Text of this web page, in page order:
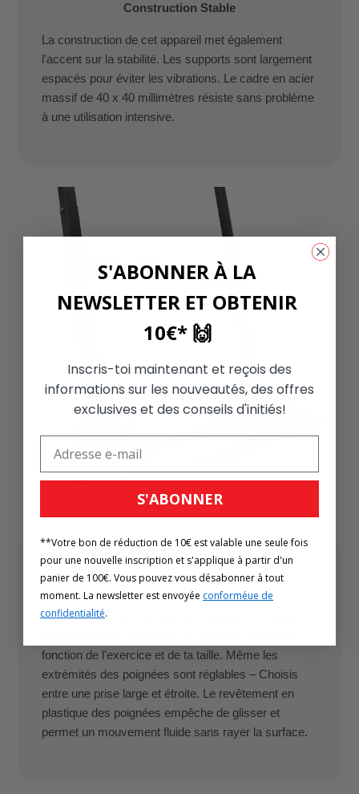
Construction Stable
La construction de cet appareil met également
l'accent sur la stabilité. Les supports sont largement
espacés pour éviter les vibrations. Le cadre en acier
massif de 40 x 40 millimètres résiste sans problème
à une utilisation intensive.
Hauteur Réglable
La conception de la barre de traction fixe est
extrêmement bien pensée. Un réglage en continu
fonction de l'exercice et de ta taille. Même les
extrémités des poignées sont réglables – Choisis
entre une prise large et étroite. Le revêtement en
plastique des poignées empêche de glisser et
permet un mouvement fluide sans rayer la surface.
S'ABONNER À LA
NEWSLETTER ET OBTENIR
10€* 🙌
Inscris-toi maintenant et reçois des
informations sur les nouveautés, des offres
exclusives et des conseils d'initiés!
S'ABONNER
**Votre bon de réduction de 10€ est valable une seule fois
pour une nouvelle inscription et s'applique à partir d'un
panier de 100€. Vous pouvez vous désabonner à tout
moment. La newsletter est envoyée conforméue de
confidentialité.